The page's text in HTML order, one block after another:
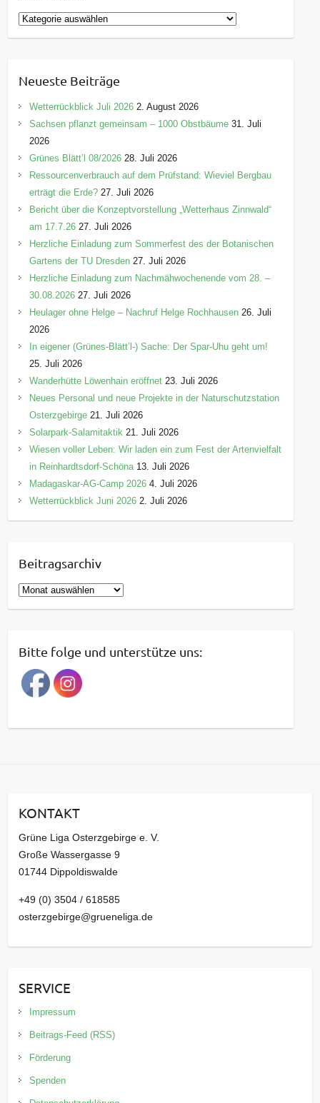
K
a
g
o
r
e
n
Neueste Beiträge
Wetterrückblick Juli 2026 2. August 2026
Sachsen pflanzt gemeinsam – 1000 Obstbäume 31. Juli
2026
Grünes Blätt’l 08/2026 28. Juli 2026
Ressourcenverbrauch auf dem Prüfstand: Wieviel Bergbau
erträgt die Erde? 27. Juli 2026
Bericht über die Konzeptvorstellung „Wetterhaus Zinnwald“
am 17.7.26 27. Juli 2026
Herzliche Einladung zum Sommerfest des der Botanischen
Gartens der TU Dresden 27. Juli 2026
Herzliche Einladung zum Nachmähwochenende vom 28. –
30.08.2026 27. Juli 2026
Heulager ohne Helge – Nachruf Helge Rochhausen 26. Juli
2026
In eigener (Grünes-Blätt’l-) Sache: Der Spar-Uhu geht um!
25. Juli 2026
Wanderhütte Löwenhain eröffnet 23. Juli 2026
Neues Personal und neue Projekte in der Naturschutzstation
Osterzgebirge 21. Juli 2026
Solarpark-Salamitaktik 21. Juli 2026
Wiesen voller Leben: Wir laden ein zum Fest der Artenvielfalt
in Reinhardtsdorf-Schöna 13. Juli 2026
Madagaskar-AG-Camp 2026 4. Juli 2026
Wetterrückblick Juni 2026 2. Juli 2026
Beitragsarchiv
B
e
r
a
g
a
v
Bitte folge und unterstütze uns:
KONTAKT
Grüne Liga Osterzgebirge e. V.
Große Wassergasse 9
01744 Dippoldiswalde
+49 (0) 3504 / 618585
osterzgebirge@grueneliga.de
SERVICE
Impressum
Beitrags-Feed (RSS)
Förderung
Spenden